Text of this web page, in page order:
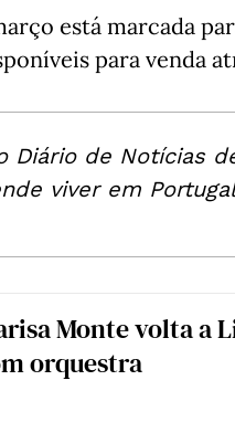
está marcada
para venda
Diário de Notícias
viver em
Monte volta a
orquestra